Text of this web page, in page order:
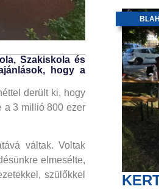
Szakiskola és
hogy a
derült ki, hogy
a 3 millió 800 ezer
váltak. Voltak
elmesélte,
szülőkkel